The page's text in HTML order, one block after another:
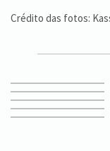
Crédito das fotos: